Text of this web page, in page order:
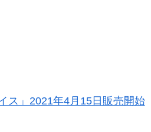
ス」2021年4月15日販売開始